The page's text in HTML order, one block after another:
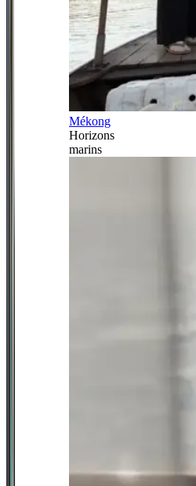
Mékong
Horizons
marins